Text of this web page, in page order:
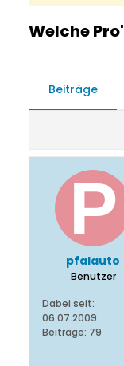
Welche
Beiträge
pfalauto
Benutzer
Dabei seit:
06.07.2009
Beiträge: 79